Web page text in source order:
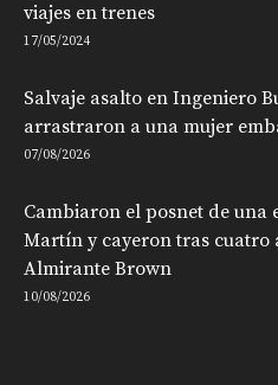
viajes en trenes
17/05/2024
Salvaje asalto en Ingeniero
arrastraron a una mujer
07/08/2026
Cambiaron el posnet de una
Martín y cayeron tras cuatro
Almirante Brown
10/08/2026